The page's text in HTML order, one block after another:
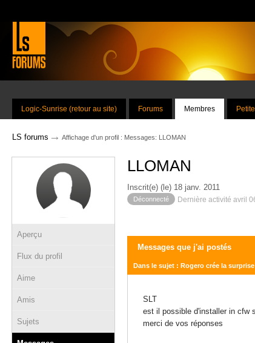
Logic-Sunrise (retour au site) Forums Membres
LS forums → Affichage d'un profil : Messages: LLOMAN
Aperçu
Flux du profil
Aime
Amis
Sujets
LLOMAN
Inscrit(e) (le) 18 janv. 2011
Déconnecté Dernière activité avril
Messages que j'ai postés
Dans le sujet : Rogero crée la
SLT
est il possible d'installer in cfw
merci de vos réponses